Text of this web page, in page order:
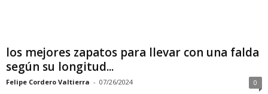
los mejores zapatos para llevar con una falda
según su longitud...
Felipe Cordero Valtierra - 07/26/2024 0